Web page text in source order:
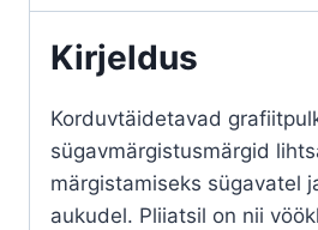
Kirjeldus
Korduvtäidetavad
sügavmärgistusmärgid
märgistamiseks sügavatel
aukudel. Pliiatsil on nii